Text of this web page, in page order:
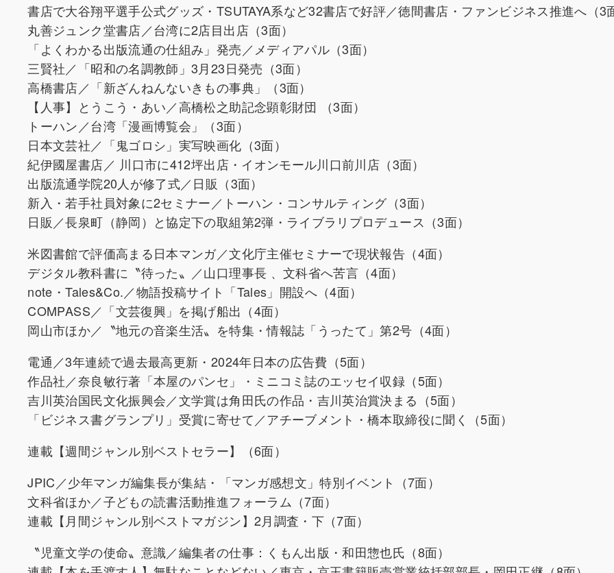
書店で大谷翔平選手公式グッズ・TSUTAYA系など32書店で好評／徳間書店・ファンビジネス推進へ（3
丸善ジュンク堂書店／台湾に2店目出店（3面）
「よくわかる出版流通の仕組み」発売／メディアパル（3面）
三賢社／「昭和の名調教師」3月23日発売（3面）
高橋書店／「新ざんねんないきもの事典」（3面）
【人事】とうこう・あい／高橋松之助記念顕彰財団 （3面）
トーハン／台湾「漫画博覧会」（3面）
日本文芸社／「鬼ゴロシ」実写映画化（3面）
紀伊國屋書店／ 川口市に412坪出店・イオンモール川口前川店（3面）
出版流通学院20人が修了式／日販（3面）
新入・若手社員対象に2セミナー／トーハン・コンサルティング（3面）
日販／長泉町（静岡）と協定下の取組第2弾・ライブラリプロデュース（3面）
米図書館で評価高まる日本マンガ／文化庁主催セミナーで現状報告（4面）
デジタル教科書に〝待った〟／山口理事長 、文科省へ苦言（4面）
note・Tales&Co.／物語投稿サイト「Tales」開設へ（4面）
COMPASS／「文芸復興」を掲げ船出（4面）
岡山市ほか／〝地元の音楽生活〟を特集・情報誌「うったて」第2号（4面）
電通／3年連続で過去最高更新・2024年日本の広告費（5面）
作品社／奈良敏行著「本屋のパンセ」・ミニコミ誌のエッセイ収録（5面）
吉川英治国民文化振興会／文学賞は角田氏の作品・吉川英治賞決まる（5面）
「ビジネス書グランプリ」受賞に寄せて／アチーブメント・橋本取締役に聞く（5面）
連載【週間ジャンル別ベストセラー】（6面）
JPIC／少年マンガ編集長が集結・「マンガ感想文」特別イベント（7面）
文科省ほか／子どもの読書活動推進フォーラム（7面）
連載【月間ジャンル別ベストマガジン】2月調査・下（7面）
〝児童文学の使命〟意識／編集者の仕事：くもん出版・和田惣也氏（8面）